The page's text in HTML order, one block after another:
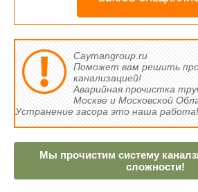
Caymangroup.ru
Поможет вам решить
канализацией!
Аварийная прочистка
Москве и Московской
Устранение засора это наша работа!
Мы прочистим систему
сложности!